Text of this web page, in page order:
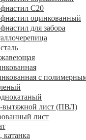
С20
оцинкованный
для забора
с
вытяжной лист (ПВЛ)
лист
катанка